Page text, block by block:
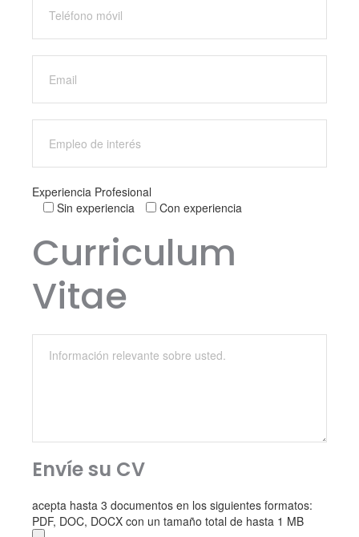
Experiencia Profesional
Sin experiencia
Con experiencia
Curriculum
Vitae
Envíe su CV
acepta hasta 3 documentos en los siguientes formatos:
PDF, DOC, DOCX con un tamaño total de hasta 1 MB